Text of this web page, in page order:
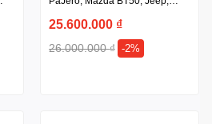
Fuel vàng đồng
25.600.000 ₫
26.000.000₫ -2%